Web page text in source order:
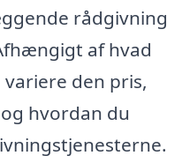
rådgivning
af hvad
den pris,
hvordan du